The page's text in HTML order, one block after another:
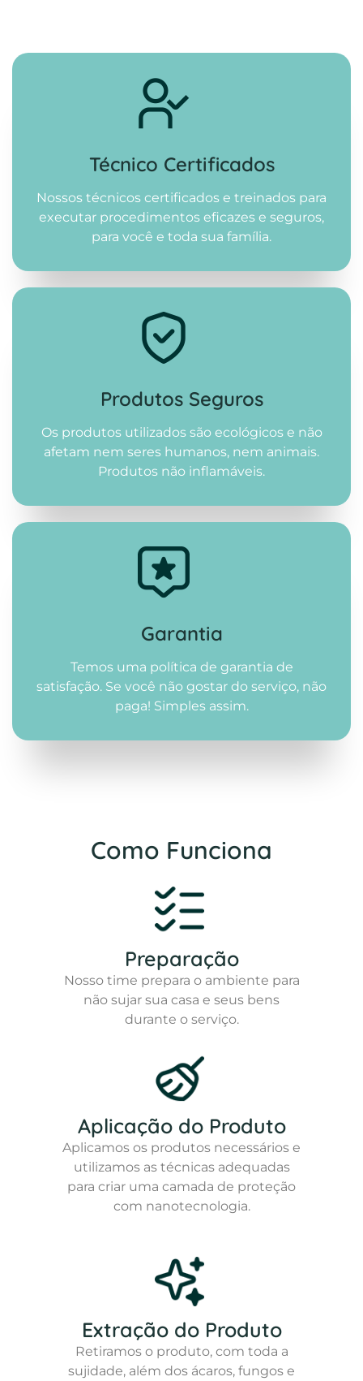
Técnico Certificados
Nossos técnicos certificados e treinados para
executar procedimentos eficazes e seguros,
para você e toda sua família.
Produtos Seguros
Os produtos utilizados são ecológicos e não
afetam nem seres humanos, nem animais.
Produtos não inflamáveis.
Garantia
Temos uma política de garantia de
satisfação. Se você não gostar do serviço, não
paga! Simples assim.
Como Funciona
Preparação
Nosso time prepara o ambiente para
não sujar sua casa e seus bens
durante o serviço.
Aplicação do Produto
Aplicamos os produtos necessários e
utilizamos as técnicas adequadas
para criar uma camada de proteção
com nanotecnologia.
Extração do Produto
Retiramos o produto, com toda a
sujidade, além dos ácaros, fungos e